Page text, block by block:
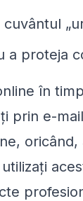
a proteja
în
prin e-